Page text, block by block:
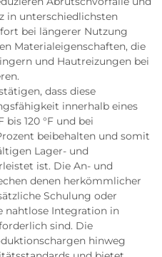
in unterschiedlichsten
bei längerer Nutzung
Materialeigenschaften, die
und Hautreizungen bei
dass diese
innerhalb eines
bis 120 °F und bei
beibehalten und somit
Lager- und
ist. Die An- und
denen herkömmlicher
Schulung oder
nahtlose Integration in
sind. Die
hinweg